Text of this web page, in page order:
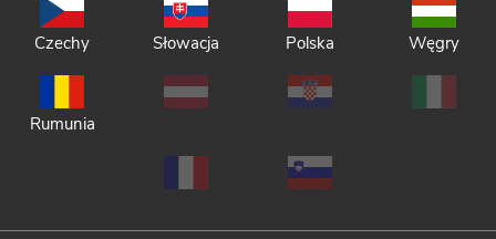
Czechy Słowacja Polska Węgry
Rumunia